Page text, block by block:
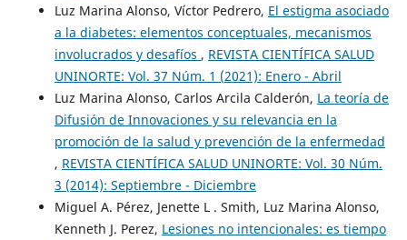
Luz Marina Alonso, Víctor Pedrero, El estigma asociado
a la diabetes: elementos conceptuales, mecanismos
involucrados y desafíos , REVISTA CIENTÍFICA SALUD
UNINORTE: Vol. 37 Núm. 1 (2021): Enero - Abril
Luz Marina Alonso, Carlos Arcila Calderón, La teoría de
Difusión de Innovaciones y su relevancia en la
promoción de la salud y prevención de la enfermedad
, REVISTA CIENTÍFICA SALUD UNINORTE: Vol. 30 Núm.
3 (2014): Septiembre - Diciembre
Miguel A. Pérez, Jenette L . Smith, Luz Marina Alonso,
Kenneth J. Perez, Lesiones no intencionales: es tiempo